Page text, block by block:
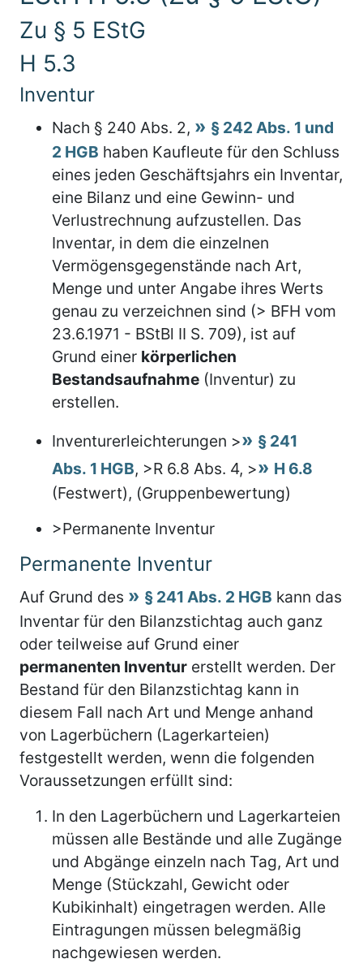
Zu § 5 EStG
H 5.3
Inventur
Nach § 240 Abs. 2,
§ 242 Abs. 1 und
2 HGB haben Kaufleute für den Schluss
eines jeden Geschäftsjahrs ein Inventar,
eine Bilanz und eine Gewinn- und
Verlustrechnung aufzustellen. Das
Inventar, in dem die einzelnen
Vermögensgegenstände nach Art,
Menge und unter Angabe ihres Werts
genau zu verzeichnen sind (> BFH vom
23.6.1971 - BStBl II S. 709), ist auf
Grund einer körperlichen
Bestandsaufnahme (Inventur) zu
erstellen.
Inventurerleichterungen >
§ 241
Abs. 1 HGB, >R 6.8 Abs. 4, >
H 6.8
(Festwert), (Gruppenbewertung)
>Permanente Inventur
Permanente Inventur
Auf Grund des § 241 Abs. 2 HGB kann das
Inventar für den Bilanzstichtag auch ganz
oder teilweise auf Grund einer
permanenten Inventur erstellt werden. Der
Bestand für den Bilanzstichtag kann in
diesem Fall nach Art und Menge anhand
von Lagerbüchern (Lagerkarteien)
festgestellt werden, wenn die folgenden
Voraussetzungen erfüllt sind:
In den Lagerbüchern und Lagerkarteien
müssen alle Bestände und alle Zugänge
und Abgänge einzeln nach Tag, Art und
Menge (Stückzahl, Gewicht oder
Kubikinhalt) eingetragen werden. Alle
Eintragungen müssen belegmäßig
nachgewiesen werden.